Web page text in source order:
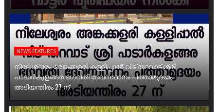
NEWS FEATURES
നീലേശ്വരം അങ്കക്കളരി കള്ളിപ്പാൽ വീട് തറവാട് ശ്രീ
പാടാർകുളങ്ങര ഭഗവതി ദേവസ്ഥാനം പത്താമുദയം
അടിയന്തിരം 27 ന്